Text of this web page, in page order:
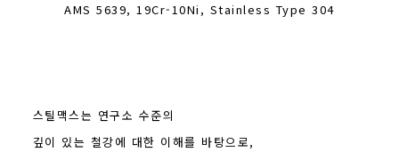
AMS 5639, 19Cr-10Ni, Stainless Type 304
스틸맥스는 연구소 수준의
깊이 있는 철강에 대한 이해를 바탕으로,